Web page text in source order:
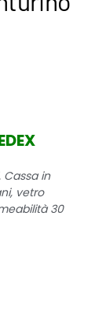
Cassa in
vetro
30